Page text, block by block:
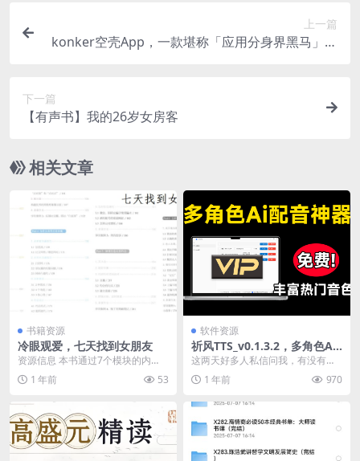
上一篇
konker空壳App，一款堪称「应用分身界黑马」的
下一篇
【有声书】我的26岁女房客
相关文章
书籍资源
冷眼观爱，七天找到女朋友
资源信息 本书通过7个模块的内
容，如找出追女孩的致命错误，提
升自我修养，打造完美...
1 年前 53
软件资源
祈风TTS_v0.1.3.2，多角色Ai
配音神器，丰富的热门音色
这两天好多人私信问我，有没有免
费好用的配音工具。必须安排！今
天就给大家介绍一款堪...
1 年前 970